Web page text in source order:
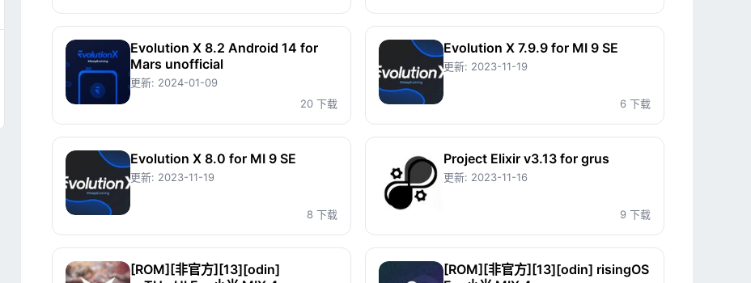
Evolution X 8.2 Android 14 for
Mars unofficial
更新: 2024-01-09
20 下载
Evolution X 7.9.9 for MI 9 SE
更新: 2023-11-19
6 下载
Evolution X 8.0 for MI 9 SE
更新: 2023-11-19
8 下载
Project Elixir v3.13 for grus
更新: 2023-11-16
9 下载
[ROM][非官方][13][odin]
[ROM][非官方][13][odin] risingOS